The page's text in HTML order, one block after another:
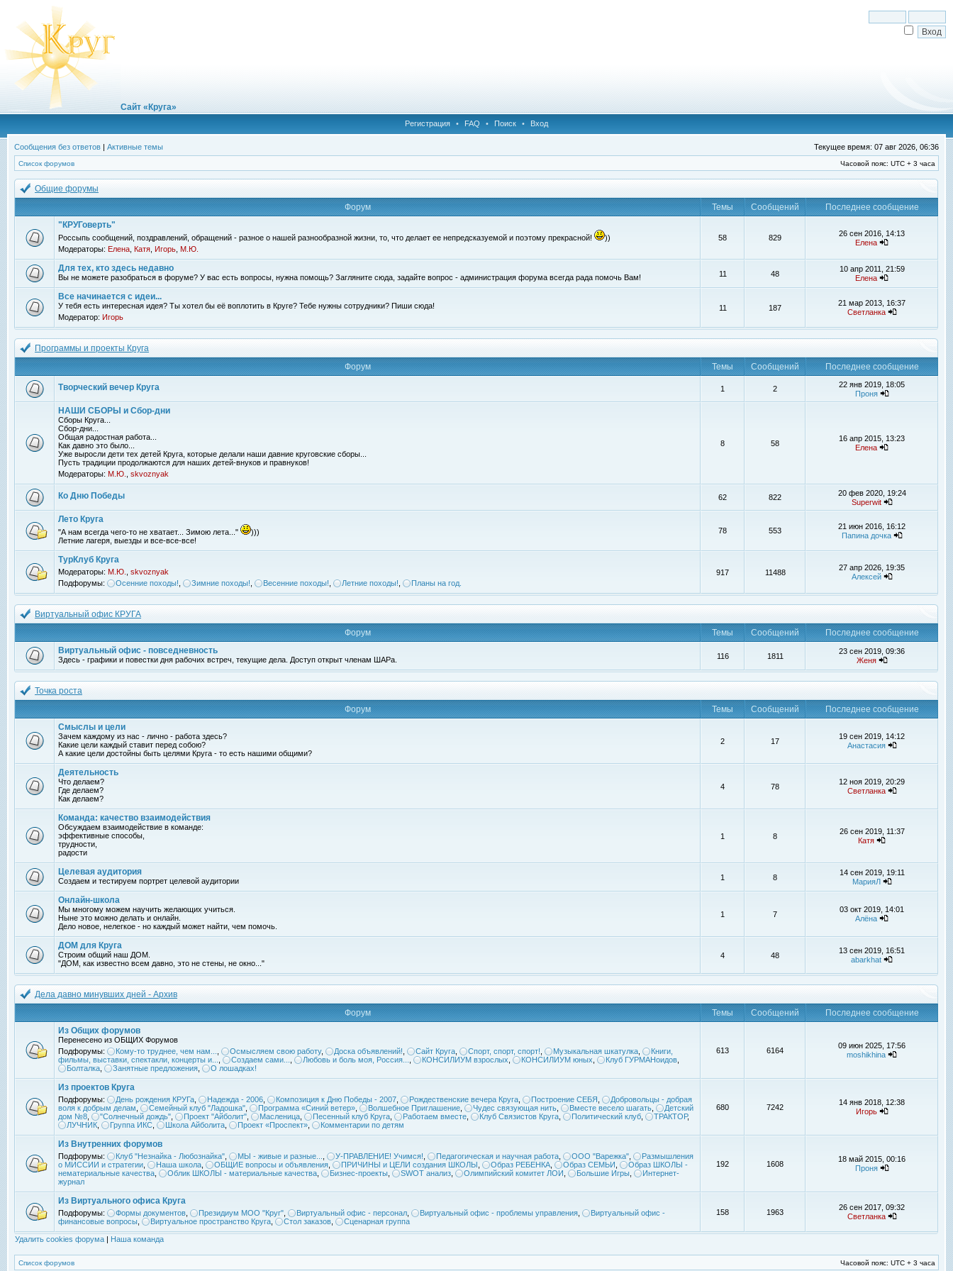
Сайт «Круга»
Регистрация • FAQ • Поиск • Вход
Сообщения без ответов | Активные темы Текущее время: 07 авг 2026, 06:36
Список форумов Часовой пояс: UTC + 3 часа
Общие форумы
Форум
Темы Сообщений
Последнее сообщение
"КРУГоверть"
Россыпь сообщений, поздравлений, обращений - разное о нашей разнообразной жизни, то, что делает ее непредсказуемой и поэтому прекрасной!
))
Модераторы: Елена Катя Игорь М.Ю.
58 829
26 сен 2016, 14:13
Елена
Для тех, кто здесь недавно
Вы не можете разобраться в форуме? У вас есть вопросы, нужна помощь? Загляните сюда, задайте вопрос - администрация форума всегда рада помочь Вам! 11 48
10 апр 2011, 21:59
Елена
Все начинается с идеи...
У тебя есть интересная идея? Ты хотел бы её воплотить в Круге? Тебе нужны сотрудники? Пиши сюда!
Модератор: Игорь
11 187
21 мар 2013, 16:37
Светланка
Программы и проекты Круга
Форум
Темы Сообщений Последнее сообщение
Творческий вечер Круга 1 2
22 янв 2019, 18:05
Проня
НАШИ СБОРЫ и Сбор-дни
Сборы Круга...
Сбор-дни...
Общая радостная работа...
Как давно это было...
Уже выросли дети тех детей Круга, которые делали наши давние круговские сборы...
Пусть традиции продолжаются для наших детей-внуков и правнуков!
Модераторы: М.Ю. skvoznyak
8 58
16 апр 2015, 13:23
Елена
Ко Дню Победы 62 822
20 фев 2020, 19:24
Superwit
Лето Круга
"А нам всегда чего-то не хватает... Зимою лета..."
)))
Летние лагеря, выезды и все-все-все!
78 553
21 июн 2016, 16:12
Папина дочка
ТурКлуб Круга
Модераторы: М.Ю.
skvoznyak
Подфорумы:
Осенние походы! Зимние походы! Весенние походы! Летние походы! Планы на год.
917 11488
27 апр 2026, 19:35
Алексей
Виртуальный офис КРУГА
Форум
Темы Сообщений
Последнее сообщение
Виртуальный офис - повседневность
Здесь - графики и повестки дня рабочих встреч, текущие дела. Доступ открыт членам ШАРа. 116 1811
23 сен 2019, 09:36
Женя
Точка роста
Форум
Темы Сообщений
Последнее сообщение
Смыслы и цели
Зачем каждому из нас - лично - работа здесь?
Какие цели каждый ставит перед собою?
А какие цели достойны быть целями Круга - то есть нашими общими?
2 17
19 сен 2019, 14:12
Анастасия
Деятельность
Что делаем?
Где делаем?
Как делаем?
4 78
12 ноя 2019, 20:29
Светланка
Команда: качество взаимодействия
Обсуждаем взаимодействие в команде:
эффективные способы,
трудности,
радости
1 8
26 сен 2019, 11:37
Катя
Целевая аудитория
Создаем и тестируем портрет целевой аудитории 1 8
14 сен 2019, 19:11
МарияЛ
Онлайн-школа
Мы многому можем научить желающих учиться.
Ныне это можно делать и онлайн.
Дело новое, нелегкое - но каждый может найти, чем помочь.
1 7
03 окт 2019, 14:01
Алёна
ДОМ для Круга
Строим общий наш ДОМ.
"ДОМ, как известно всем давно, это не стены, не окно..."
4 48
13 сен 2019, 16:51
abarkhat
Дела давно минувших дней - Архив
Форум
Темы Сообщений
Последнее сообщение
Из Общих форумов
Перенесено из ОБЩИХ Форумов
Подфорумы:
Кому-то труднее, чем нам... Осмысляем свою работу, Доска объявлений! Сайт Круга Спорт, спорт, спорт! Музыкальная шкатулка
Книги,
фильмы, выставки, спектакли, концерты и...
Создаем сами... Любовь и боль моя, Россия... КОНСИЛИУМ взрослых КОНСИЛИУМ юных Клуб ГУРМАНоидов
Болталка
Занятные предложения О лошадках!
613 6164
09 июн 2025, 17:56
moshikhina
Из проектов Круга
Подфорумы: День рождения КРУГа Надежда - 2006 Композиция к Дню Победы - 2007 Рождественские вечера Круга Построение СЕБЯ
Добровольцы - добрая
воля к добрым делам
Семейный клуб "Ладошка" Программа «Синий ветер» Волшебное Приглашение Чудес связующая нить Вместе весело шагать
Детский
дом №8
"Солнечный дождь" Проект "Айболит" Масленица Песенный клуб Круга Работаем вместе Клуб Связистов Круга Политический клуб ТРАКТОР,
ЛУЧНИК
Группа ИКС Школа Айболита Проект «Проспект» Комментарии по детям
680 7242
14 янв 2018, 12:38
Игорь
Из Внутренних форумов
Подфорумы: Клуб "Незнайка - Любознайка" МЫ - живые и разные... У-ПРАВЛЕНИЕ! Учимся! Педагогическая и научная работа ООО "Варежка"
Размышления
о МИССИИ и стратегии
Наша школа ОБЩИЕ вопросы и объявления ПРИЧИНЫ и ЦЕЛИ создания ШКОЛЫ Образ РЕБЕНКА Образ СЕМЬИ
Образ ШКОЛЫ -
нематериальные качества
Облик ШКОЛЫ - материальные качества Бизнес-проекты SWOT анализ Олимпийский комитет ЛОИ Большие Игры
Интернет-
журнал
192 1608
18 май 2015, 00:16
Проня
Из Виртуального офиса Круга
Подфорумы: Формы документов Президиум МОО "Круг" Виртуальный офис - персонал Виртуальный офис - проблемы управления
Виртуальный офис -
финансовые вопросы
Виртуальное пространство Круга Стол заказов Сценарная группа
158 1963
26 сен 2017, 09:32
Светланка
Удалить cookies форума | Наша команда
Список форумов Часовой пояс: UTC + 3 часа